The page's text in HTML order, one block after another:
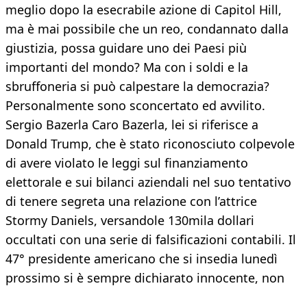
meglio dopo la esecrabile azione di Capitol Hill,
ma è mai possibile che un reo, condannato dalla
giustizia, possa guidare uno dei Paesi più
importanti del mondo? Ma con i soldi e la
sbruffoneria si può calpestare la democrazia?
Personalmente sono sconcertato ed avvilito.
Sergio Bazerla Caro Bazerla, lei si riferisce a
Donald Trump, che è stato riconosciuto colpevole
di avere violato le leggi sul finanziamento
elettorale e sui bilanci aziendali nel suo tentativo
di tenere segreta una relazione con l’attrice
Stormy Daniels, versandole 130mila dollari
occultati con una serie di falsificazioni contabili. Il
47° presidente americano che si insedia lunedì
prossimo si è sempre dichiarato innocente, non